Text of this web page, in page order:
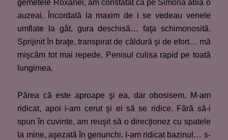
gemetele Roxanei, am constatat că pe Simona abia o
auzeai. Încordată la maxim de i se vedeau venele
umflate la gât, gura deschisă… faţa schimonosită.
Sprijinit în braţe, transpirat de căldură şi de efort… mă
mişcăm tot mai repede. Penisul culisa rapid pe toată
lungimea.
Părea că este aproape şi ea, dar obosisem. M-am
ridicat, apoi i-am cerut şi ei să se ridice. Fără să-i
spun în cuvinte, am reuşit să o direcţionez cu spatele
la mine, aşezată în genunchi. I-am ridicat bazinul… s-